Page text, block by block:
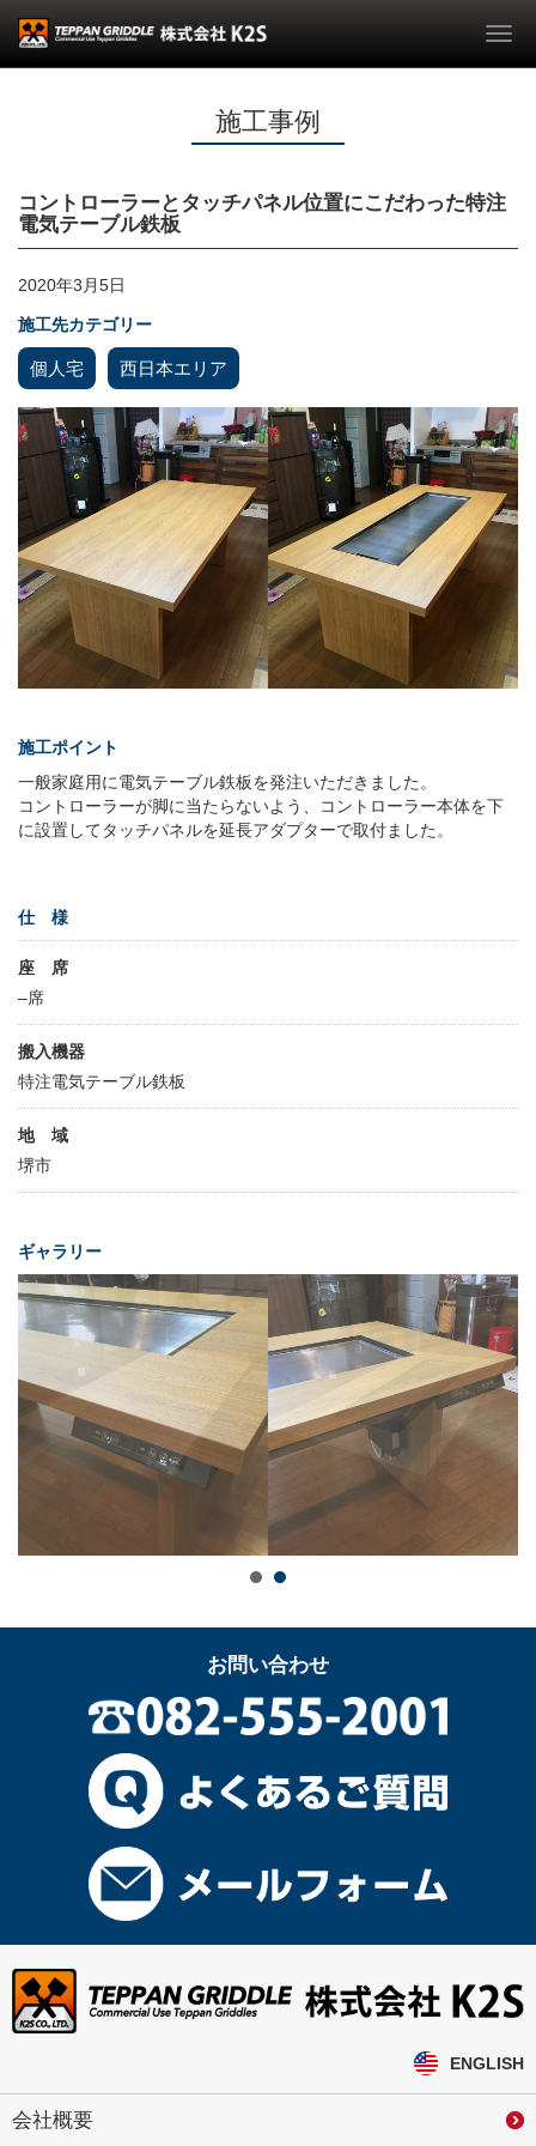
施工事例
コントローラーとタッチパネル位置にこだわった特注
電気テーブル鉄板
2020年3月5日
施工先カテゴリー
個人宅 西日本エリア
施工ポイント
一般家庭用に電気テーブル鉄板を発注いただきました。
コントローラーが脚に当たらないよう、コントローラー本体を下
に設置してタッチパネルを延長アダプターで取付ました。
仕 様
座 席
–席
搬入機器
特注電気テーブル鉄板
地 域
堺市
ギャラリー
お問い合わせ
ENGLISH
会社概要